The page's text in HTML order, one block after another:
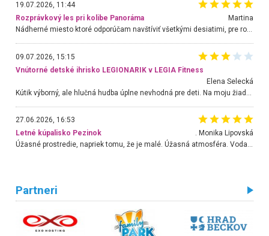
19.07.2026, 11:44
Rozprávkový les pri kolibe Panoráma
Martina
Nádherné miesto ktoré odporúčam navštíviť všetkými desiatimi, pre rodiny s deťmi, dôchodcom... Proste a jednoducho ozaj rozprávkový les.. určite ešte prídeme. Odniesli sme si na pamiatku krásne tričká,
09.07.2026, 15:15
Vnútorné detské ihrisko LEGIONARIK v LEGIA Fitness
Elena Selecká
27.06.2026, 16:53
Letné kúpalisko Pezinok
. Monika Lipovská
Úžasné prostredie, napriek tomu, že je malé. Úžasná atmosféra. Voda fantastická a nádherná. Ľudí je pomerne veľa, ale su mili a ohľaduplní. Je veľmi zaujímavé sledovať, ako dokážu spolu športovať cudzí ľudia a bez ohľadu na vek. Vládne tu pohoda. Vnuka neviem dostať z vody. Ďakujem za krásny deň . Urcite sa sem vrátim. Jediný problém je s parkovaním, ale aj ten sa mi podarilo vyriešiť. Monika Bratislava
Partneri